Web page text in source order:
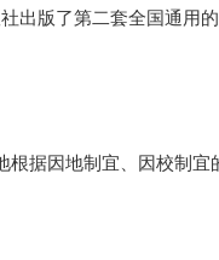
版了第二套全国通用
据因地制宜、因校制